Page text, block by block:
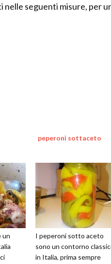
seguenti misure, per
un
peperoni sottaceto
I peperoni sotto aceto
sono un contorno
in Italia, prima sempre